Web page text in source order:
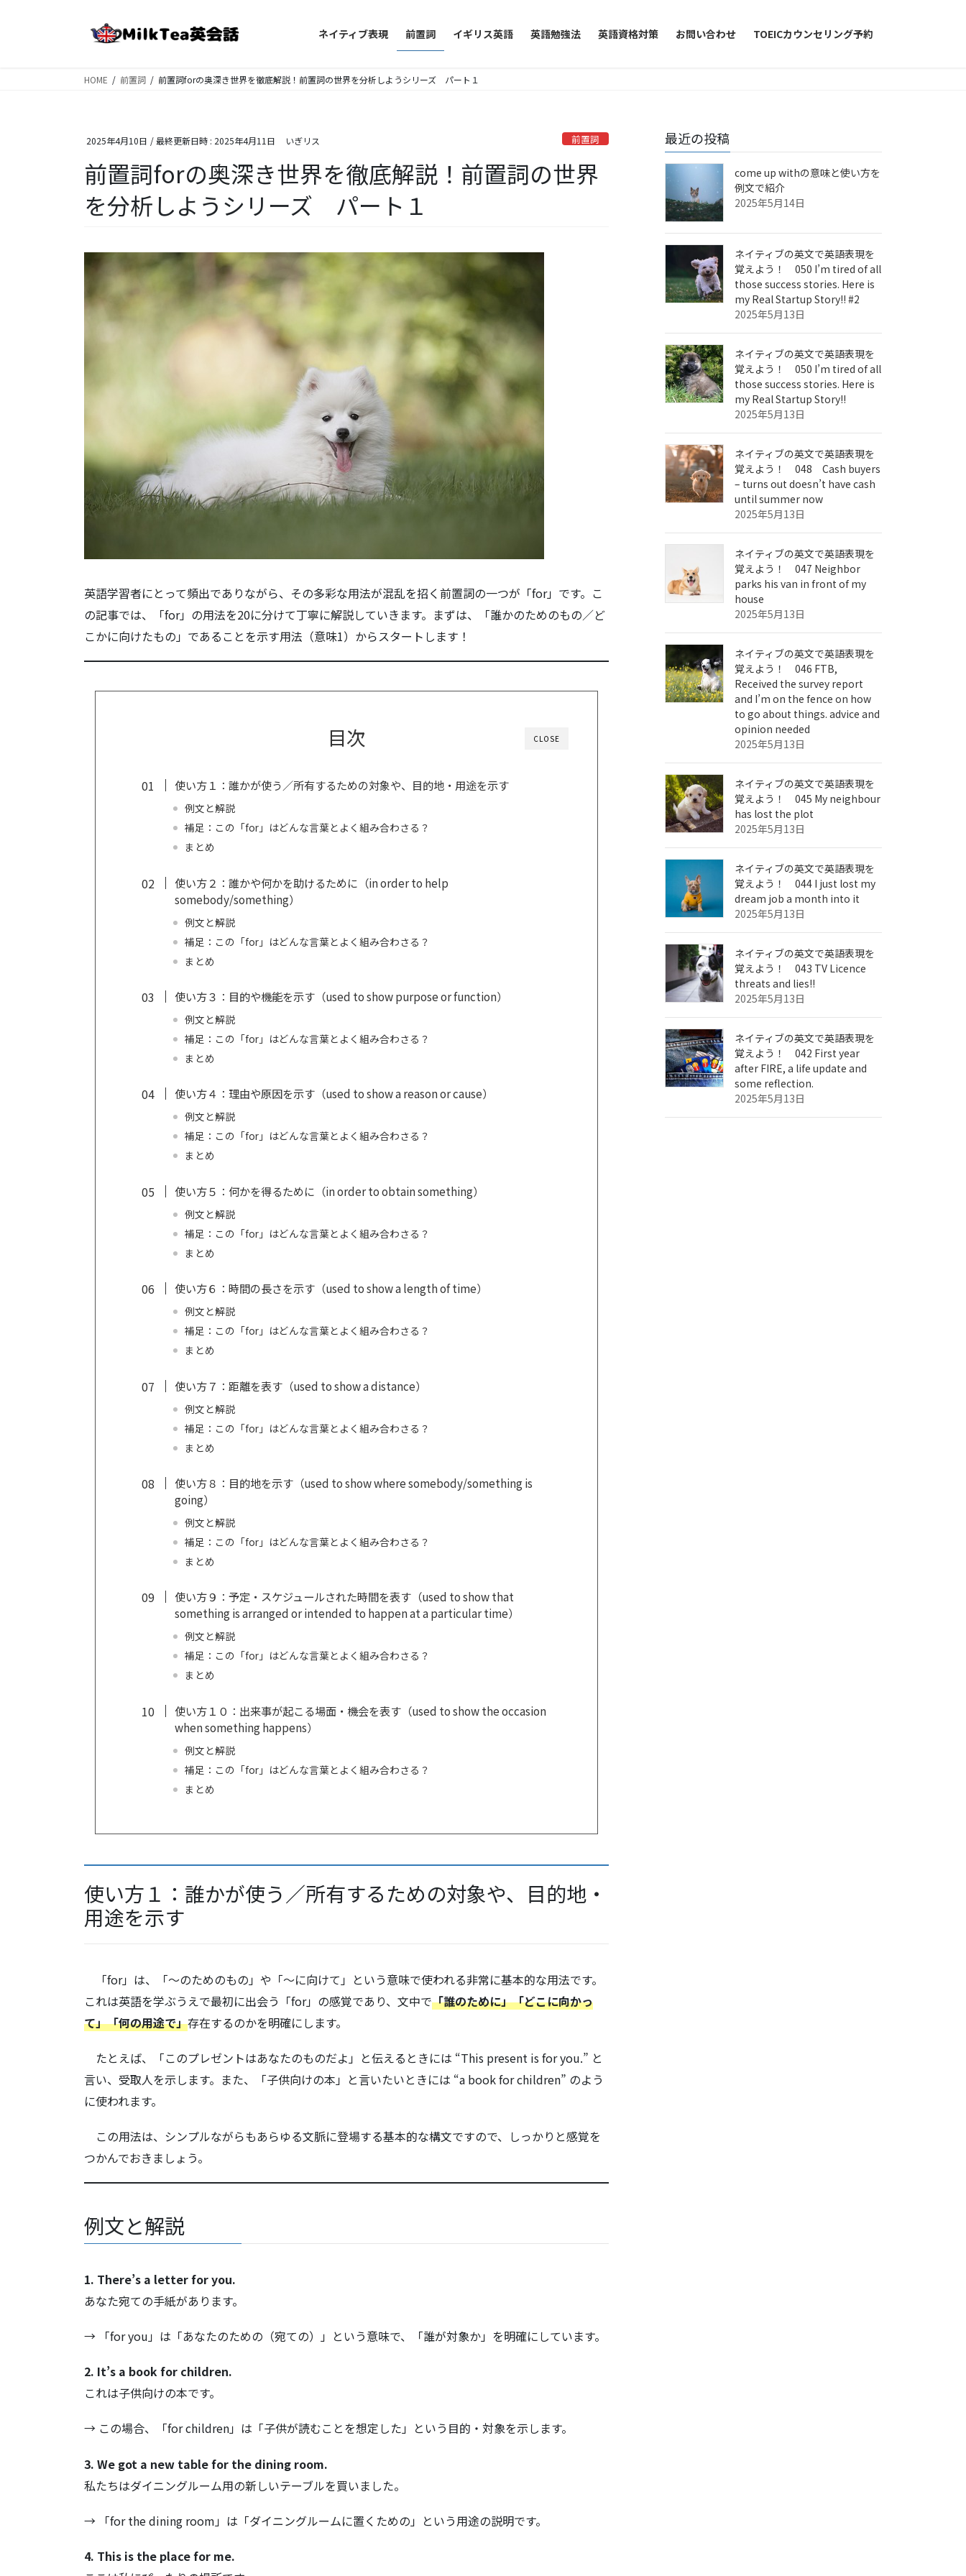
ネイティブ表現 前置詞 イギリス英語 英語勉強法 英語資格対策 お問い合わせ TOEICカウンセリング予約
HOME 前置詞 前置詞forの奥深き世界を徹底解説！前置詞の世界を分析しようシリーズ パート１
2025年4月10日 / 最終更新日時 : 2025年4月11日 いぎリス 前置詞
前置詞forの奥深き世界を徹底解説！前置詞の世界
を分析しようシリーズ パート１
英語学習者にとって頻出でありながら、その多彩な用法が混乱を招く前置詞の一つが「for」です。こ
の記事では、「for」の用法を20に分けて丁寧に解説していきます。まずは、「誰かのためのもの／ど
こかに向けたもの」であることを示す用法（意味1）からスタートします！
CLOSE
目次
使い方１：誰かが使う／所有するための対象や、目的地・用途を示す
例文と解説
補足：この「for」はどんな言葉とよく組み合わさる？
まとめ
使い方２：誰かや何かを助けるために（in order to help
somebody/something）
例文と解説
補足：この「for」はどんな言葉とよく組み合わさる？
まとめ
使い方３：目的や機能を示す（used to show purpose or function）
例文と解説
補足：この「for」はどんな言葉とよく組み合わさる？
まとめ
使い方４：理由や原因を示す（used to show a reason or cause）
例文と解説
補足：この「for」はどんな言葉とよく組み合わさる？
まとめ
使い方５：何かを得るために（in order to obtain something）
例文と解説
補足：この「for」はどんな言葉とよく組み合わさる？
まとめ
使い方６：時間の長さを示す（used to show a length of time）
例文と解説
補足：この「for」はどんな言葉とよく組み合わさる？
まとめ
使い方７：距離を表す（used to show a distance）
例文と解説
補足：この「for」はどんな言葉とよく組み合わさる？
まとめ
使い方８：目的地を示す（used to show where somebody/something is
going）
例文と解説
補足：この「for」はどんな言葉とよく組み合わさる？
まとめ
使い方９：予定・スケジュールされた時間を表す（used to show that
something is arranged or intended to happen at a particular time）
例文と解説
補足：この「for」はどんな言葉とよく組み合わさる？
まとめ
使い方１０：出来事が起こる場面・機会を表す（used to show the occasion
when something happens）
例文と解説
補足：この「for」はどんな言葉とよく組み合わさる？
まとめ
使い方１：誰かが使う／所有するための対象や、目的地・
用途を示す
「for」は、「〜のためのもの」や「〜に向けて」という意味で使われる非常に基本的な用法です。
これは英語を学ぶうえで最初に出会う「for」の感覚であり、文中で「誰のために」「どこに向かっ
て」「何の用途で」存在するのかを明確にします。
たとえば、「このプレゼントはあなたのものだよ」と伝えるときには “This present is for you.” と
言い、受取人を示します。また、「子供向けの本」と言いたいときには “a book for children” のよう
に使われます。
この用法は、シンプルながらもあらゆる文脈に登場する基本的な構文ですので、しっかりと感覚を
つかんでおきましょう。
例文と解説
1. There’s a letter for you.
あなた宛ての手紙があります。
→ 「for you」は「あなたのための（宛ての）」という意味で、「誰が対象か」を明確にしています。
2. It’s a book for children.
これは子供向けの本です。
→ この場合、「for children」は「子供が読むことを想定した」という目的・対象を示します。
3. We got a new table for the dining room.
私たちはダイニングルーム用の新しいテーブルを買いました。
→ 「for the dining room」は「ダイニングルームに置くための」という用途の説明です。
4. This is the place for me.
最近の投稿
come up withの意味と使い方を
例文で紹介
2025年5月14日
ネイティブの英文で英語表現を
覚えよう！ 050 I’m tired of all
those success stories. Here is
my Real Startup Story!! #2
2025年5月13日
ネイティブの英文で英語表現を
覚えよう！ 050 I’m tired of all
those success stories. Here is
my Real Startup Story!!
2025年5月13日
ネイティブの英文で英語表現を
覚えよう！ 048 Cash buyers
– turns out doesn’t have cash
until summer now
2025年5月13日
ネイティブの英文で英語表現を
覚えよう！ 047 Neighbor
parks his van in front of my
house
2025年5月13日
ネイティブの英文で英語表現を
覚えよう！ 046 FTB,
Received the survey report
and I’m on the fence on how
to go about things. advice and
opinion needed
2025年5月13日
ネイティブの英文で英語表現を
覚えよう！ 045 My neighbour
has lost the plot
2025年5月13日
ネイティブの英文で英語表現を
覚えよう！ 044 I just lost my
dream job a month into it
2025年5月13日
ネイティブの英文で英語表現を
覚えよう！ 043 TV Licence
threats and lies!!
2025年5月13日
ネイティブの英文で英語表現を
覚えよう！ 042 First year
after FIRE, a life update and
some reflection.
2025年5月13日